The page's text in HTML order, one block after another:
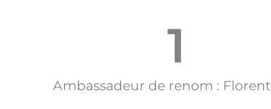
Ambassadeur de renom : Florent
1